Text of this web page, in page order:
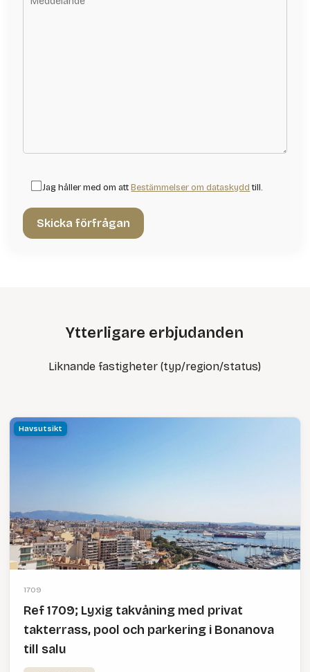
Jag håller med om attBestämmelser om dataskyddtill.
Ytterligare erbjudanden
Liknande fastigheter (typ/region/status)
Havsutsikt
1709
Ref 1709; Lyxig takvåning med privat
takterrass, pool och parkering i Bonanova
till salu